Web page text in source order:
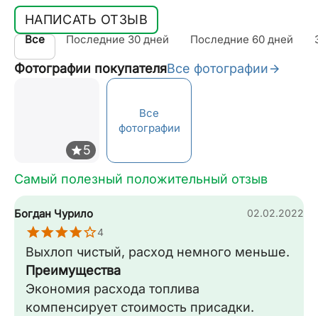
НАПИСАТЬ ОТЗЫВ
Все Последние 30 дней Последние 60 дней
Фотографии покупателяВсе фотографии
Все
фотографии
Самый полезный положительный отзыв
Богдан Чурило
02.02.2022
4
Выхлоп чистый, расход немного меньше.
Преимущества
Экономия расхода топлива
компенсирует стоимость присадки.